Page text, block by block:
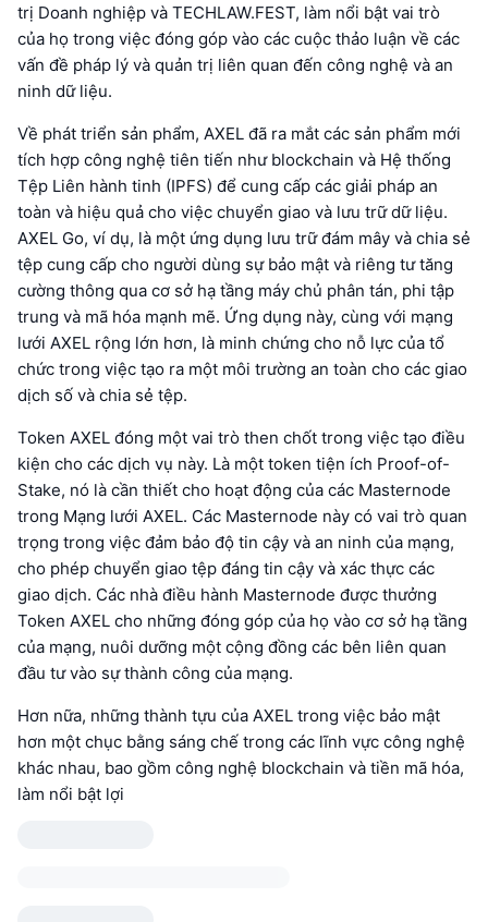
trị Doanh nghiệp và TECHLAW.FEST, làm nổi bật vai trò
của họ trong việc đóng góp vào các cuộc thảo luận về các
vấn đề pháp lý và quản trị liên quan đến công nghệ và an
ninh dữ liệu.
Về phát triển sản phẩm, AXEL đã ra mắt các sản phẩm mới
tích hợp công nghệ tiên tiến như blockchain và Hệ thống
Tệp Liên hành tinh (IPFS) để cung cấp các giải pháp an
toàn và hiệu quả cho việc chuyển giao và lưu trữ dữ liệu.
AXEL Go, ví dụ, là một ứng dụng lưu trữ đám mây và chia sẻ
tệp cung cấp cho người dùng sự bảo mật và riêng tư tăng
cường thông qua cơ sở hạ tầng máy chủ phân tán, phi tập
trung và mã hóa mạnh mẽ. Ứng dụng này, cùng với mạng
lưới AXEL rộng lớn hơn, là minh chứng cho nỗ lực của tổ
chức trong việc tạo ra một môi trường an toàn cho các giao
dịch số và chia sẻ tệp.
Token AXEL đóng một vai trò then chốt trong việc tạo điều
kiện cho các dịch vụ này. Là một token tiện ích Proof-of-
Stake, nó là cần thiết cho hoạt động của các Masternode
trong Mạng lưới AXEL. Các Masternode này có vai trò quan
trọng trong việc đảm bảo độ tin cậy và an ninh của mạng,
cho phép chuyển giao tệp đáng tin cậy và xác thực các
giao dịch. Các nhà điều hành Masternode được thưởng
Token AXEL cho những đóng góp của họ vào cơ sở hạ tầng
của mạng, nuôi dưỡng một cộng đồng các bên liên quan
đầu tư vào sự thành công của mạng.
Hơn nữa, những thành tựu của AXEL trong việc bảo mật
hơn một chục bằng sáng chế trong các lĩnh vực công nghệ
khác nhau, bao gồm công nghệ blockchain và tiền mã hóa,
làm nổi bật lợi